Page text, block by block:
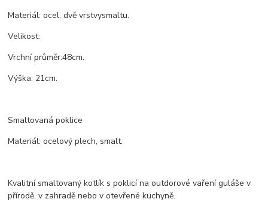
Materiál:ocel,dvě vrstvysmaltu.
Velikost:
Vrchníprůměr:48cm.
Výška: 21cm.
Smaltovaná poklice
Materiál: ocelový plech, smalt.
Kvalitní smaltovaný kotlík s poklicí na outdorové vaření guláše v
přírodě, v zahradě nebo v otevřené kuchyně.